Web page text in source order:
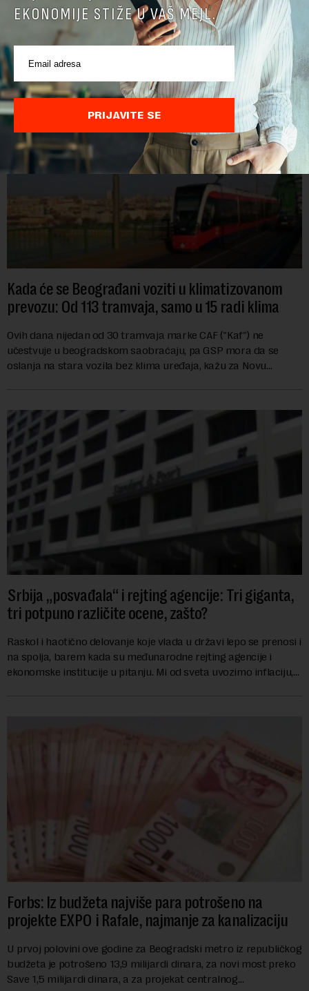
POVEZANI SADRŽAJI
Kada će se Beograđani voziti u klimatizovanom
prevozu: Od 113 tramvaja, samo u 15 radi klima
Ovih dana nijedan od 30 tramvaja marke CAF ("Kaf") ne
učestvuje u beogradskom saobraćaju, pa GSP mora da se
oslanja na stara vozila bez klima uređaja, kažu za Novu
Srbija „posvađala“ i rejting agencije: Tri giganta,
tri potpuno različite ocene, zašto?
Raskol i haotično delovanje koje vlada u državi lepo se prenosi i
na spolja, barem kada su međunarodne rejting agencije i
ekonomske institucije u pitanju. Mi od sveta uvozimo inflaciju,
Forbs: Iz budžeta najviše para potrošeno na
projekte EXPO i Rafale, najmanje za kanalizaciju
U prvoj polovini ove godine za Beogradski metro iz republičkog
budžeta je potrošeno 13,9 milijardi dinara, za novi most preko
Save 1,5 milijardi dinara, a za projekat centralnog
EKONOMIJE STIŽE U VAŠ MEJL.
PRIJAVITE SE